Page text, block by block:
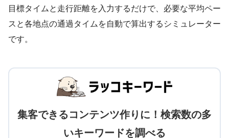
目標タイムと走行距離を入力するだけで、必要な平均ペー
スと各地点の通過タイムを自動で算出するシミュレーター
です。
集客できるコンテンツ作りに！検索数の多
いキーワードを調べる